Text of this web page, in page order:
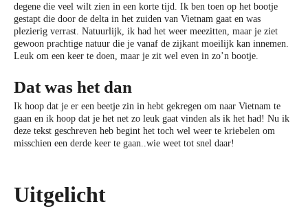
degene die veel wilt zien in een korte tijd. Ik ben toen op het bootje
gestapt die door de delta in het zuiden van Vietnam gaat en was
plezierig verrast. Natuurlijk, ik had het weer meezitten, maar je ziet
gewoon prachtige natuur die je vanaf de zijkant moeilijk kan innemen.
Leuk om een keer te doen, maar je zit wel even in zo’n bootje.
Dat was het dan
Ik hoop dat je er een beetje zin in hebt gekregen om naar Vietnam te
gaan en ik hoop dat je het net zo leuk gaat vinden als ik het had! Nu ik
deze tekst geschreven heb begint het toch wel weer te kriebelen om
misschien een derde keer te gaan..wie weet tot snel daar!
Uitgelicht